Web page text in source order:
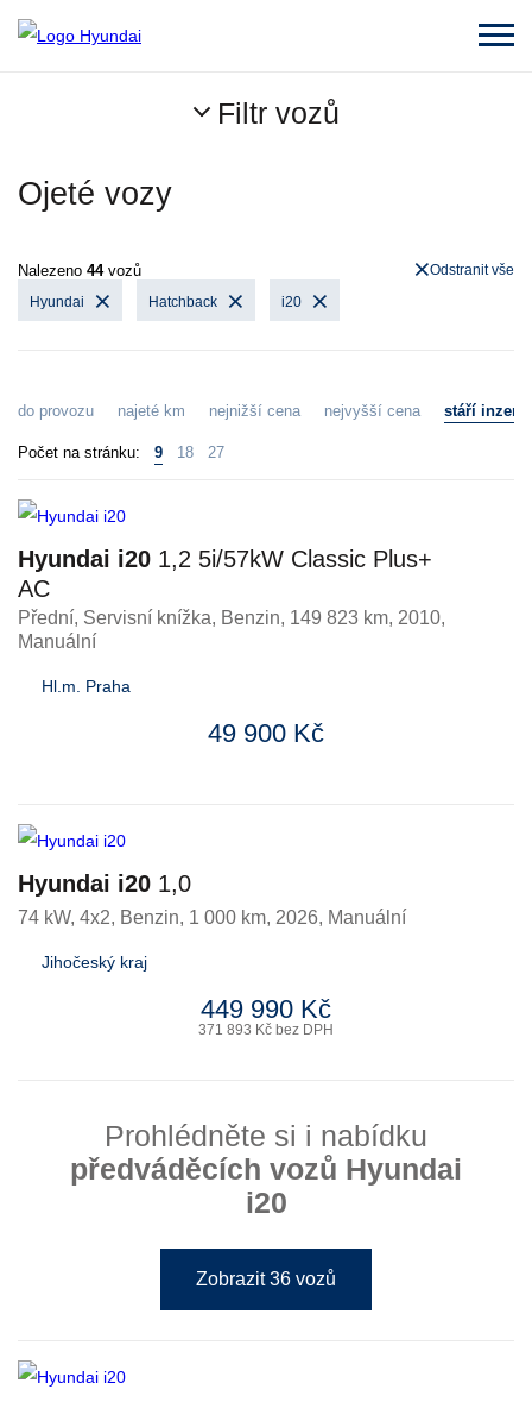
Filtr vozů
Ojeté vozy
Nalezeno 44vozů
Hyundai Hatchback i20
Odstranit vše
do provozu najeté km nejnižší cena nejvyšší cena stáří
Počet na stránku: 9 18 27
Hyundai i20 1,2 5i/57kW Classic Plus+
AC
Přední, Servisní knížka, Benzin, 149 823 km, 2010,
Manuální
Hl.m. Praha
49 900 Kč
Hyundai i20 1,0
74 kW, 4x2, Benzin, 1 000 km, 2026, Manuální
Jihočeský kraj
449 990 Kč
371 893 Kč bez DPH
Prohlédněte si i nabídku
předváděcích vozů Hyundai
i20
Zobrazit 36 vozů